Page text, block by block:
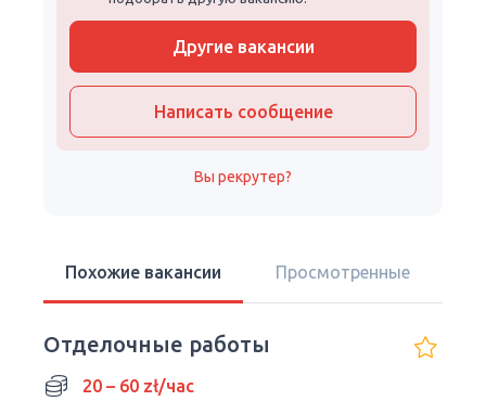
Другие вакансии
Написать сообщение
Вы рекрутер?
Похожие вакансии Просмотренные
Отделочные работы
20 – 60 zł/час